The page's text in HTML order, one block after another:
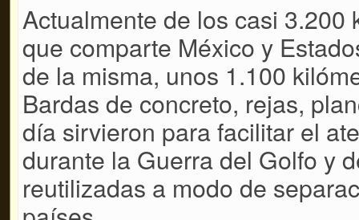
Actualmente de los casi 3.200
que comparte México y
de la misma, unos 1.100
Bardas de concreto, rejas,
día sirvieron para facilitar el
durante la Guerra del Golfo y
reutilizadas a modo de